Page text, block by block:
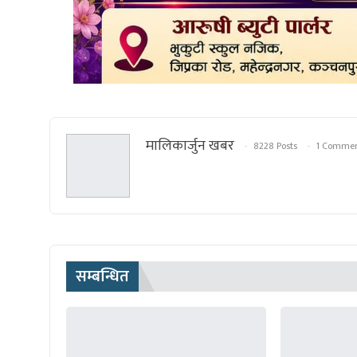
मालिकार्जुन खबर 8228 Posts 1
सम्बन्धित